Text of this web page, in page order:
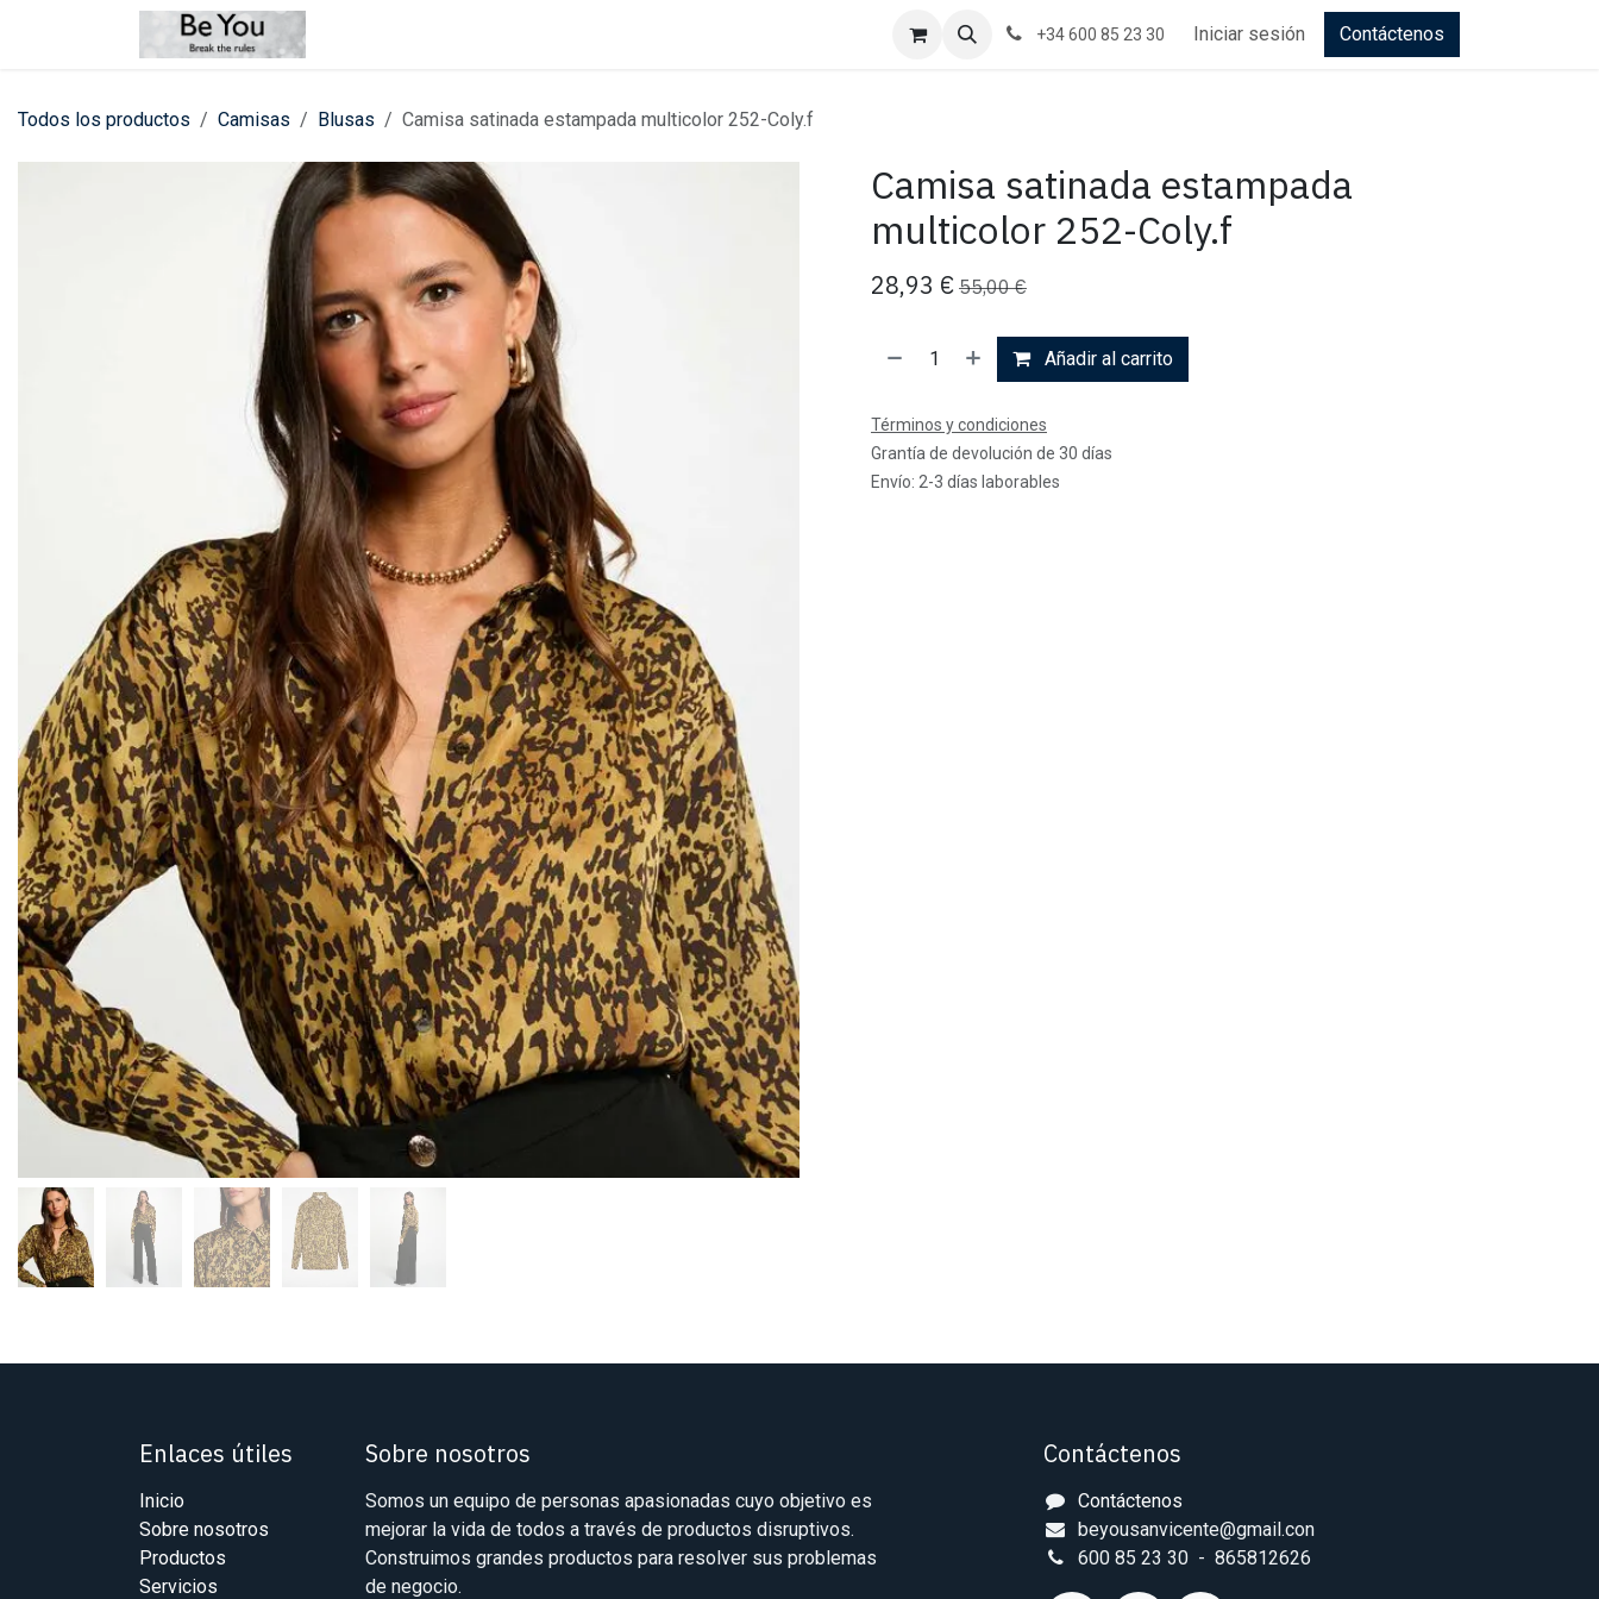
+34 600 85 23 30 Iniciar sesión Contáctenos
Todos los productos Camisas Blusas Camisa satinada estampada multicolor 252-Coly.f
Camisa satinada estampada
multicolor 252-Coly.f
28,93 € 55,00€
Añadir al carrito
Términos y condiciones
Grantía de devolución de 30 días
Envío: 2-3 días laborables
Enlaces útiles
Inicio
Sobre nosotros
Productos
Servicios
Sobre nosotros
Somos un equipo de personas apasionadas cuyo objetivo es
mejorar la vida de todos a través de productos disruptivos.
Construimos grandes productos para resolver sus problemas
de negocio.
Contáctenos
Contáctenos
beyousanvicente@gmail.con
600 85 23 30 - 865812626